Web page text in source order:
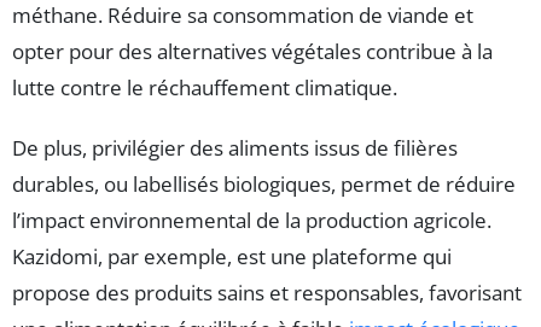
méthane. Réduire sa consommation de viande et
opter pour des alternatives végétales contribue à la
lutte contre le réchauffement climatique.
De plus, privilégier des aliments issus de filières
durables, ou labellisés biologiques, permet de réduire
l’impact environnemental de la production agricole.
Kazidomi, par exemple, est une plateforme qui
propose des produits sains et responsables, favorisant